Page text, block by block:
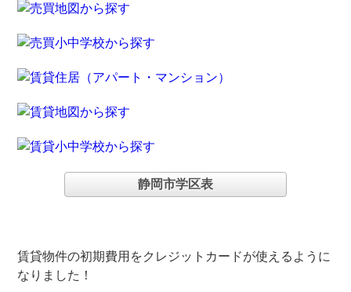
静岡市学区表
賃貸物件の初期費用をクレジットカードが使えるように
なりました！